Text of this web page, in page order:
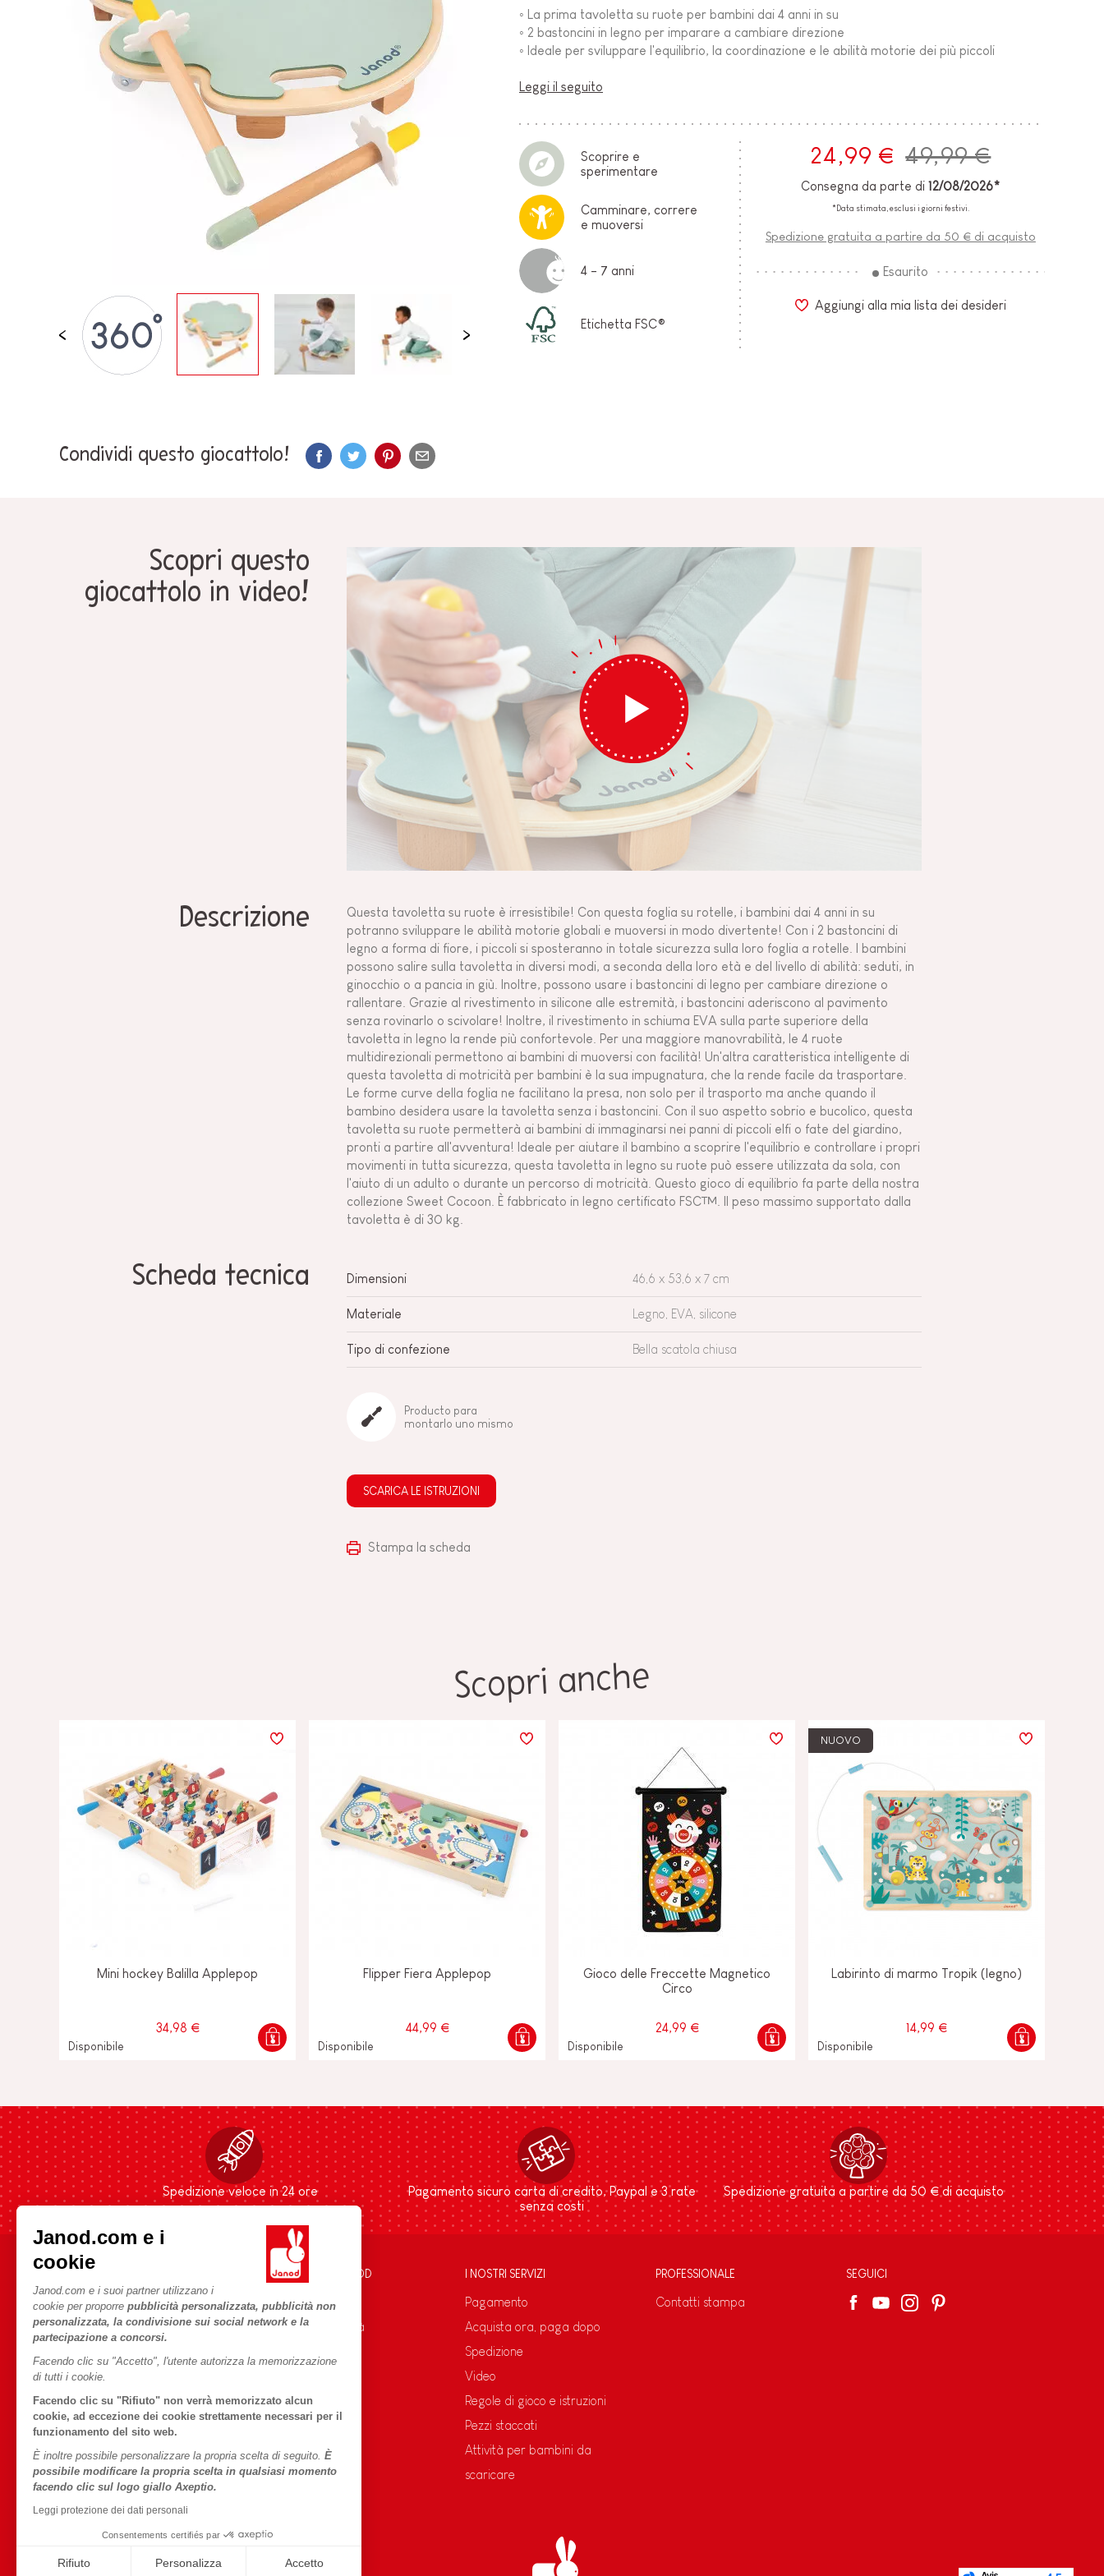
Janod.com e i
cookie
Janod.com e i suoi partner utilizzano i
cookie per proporre pubblicità personalizzata, pubblicità non
personalizzata, la condivisione sui social network e la
partecipazione a concorsi.
Facendo clic su "Accetto", l'utente autorizza la memorizzazione
di tutti i cookie.
Facendo clic su "Rifiuto" non verrà memorizzato alcun
cookie, ad eccezione dei cookie strettamente necessari per il
funzionamento del sito web.
È inoltre possibile personalizzare la propria scelta di seguito. È
possibile modificare la propria scelta in qualsiasi momento
facendo clic sul logo giallo Axeptio.
Leggi protezione dei dati personali
Consentements certifiés par
Rifiuto Personalizza Accetto
GIOCATTOLI DI
IMITAZIONE
MINI UNIVERSI
ARIA APERTA
LAVAGNE, MOBILI E
◦ La prima tavoletta su ruote per bambini dai 4 anni in su
◦ 2 bastoncini in legno per imparare a cambiare direzione
◦ Ideale per sviluppare l'equilibrio, la coordinazione e le abilità motorie dei più piccoli
Leggi il seguito
Scoprire e
sperimentare
Camminare, correre
e muoversi
4 - 7 anni
Etichetta FSC®
24,99 € 49,99 €
Consegna da parte di12/08/2026*
*Data stimata, esclusi i giorni festivi.
Spedizione gratuita a partire da 50 € di acquisto
Esaurito
Aggiungi alla mia lista dei desideri
Condividi questo giocattolo!
Scopri questo
giocattolo in video!
Descrizione
Questa tavoletta su ruote è irresistibile! Con questa foglia su rotelle, i bambini dai 4 anni in su
potranno sviluppare le abilità motorie globali e muoversi in modo divertente! Con i 2 bastoncini di
legno a forma di fiore, i piccoli si sposteranno in totale sicurezza sulla loro foglia a rotelle. I bambini
possono salire sulla tavoletta in diversi modi, a seconda della loro età e del livello di abilità: seduti, in
ginocchio o a pancia in giù. Inoltre, possono usare i bastoncini di legno per cambiare direzione o
rallentare. Grazie al rivestimento in silicone alle estremità, i bastoncini aderiscono al pavimento
senza rovinarlo o scivolare! Inoltre, il rivestimento in schiuma EVA sulla parte superiore della
tavoletta in legno la rende più confortevole. Per una maggiore manovrabilità, le 4 ruote
multidirezionali permettono ai bambini di muoversi con facilità! Un'altra caratteristica intelligente di
questa tavoletta di motricità per bambini è la sua impugnatura, che la rende facile da trasportare.
Le forme curve della foglia ne facilitano la presa, non solo per il trasporto ma anche quando il
bambino desidera usare la tavoletta senza i bastoncini. Con il suo aspetto sobrio e bucolico, questa
tavoletta su ruote permetterà ai bambini di immaginarsi nei panni di piccoli elfi o fate del giardino,
pronti a partire all'avventura! Ideale per aiutare il bambino a scoprire l'equilibrio e controllare i propri
movimenti in tutta sicurezza, questa tavoletta in legno su ruote può essere utilizzata da sola, con
l'aiuto di un adulto o durante un percorso di motricità. Questo gioco di equilibrio fa parte della nostra
collezione Sweet Cocoon. È fabbricato in legno certificato FSC™. Il peso massimo supportato dalla
tavoletta è di 30 kg.
Scheda tecnica Dimensioni 46,6 x 53,6 x 7 cm
Materiale Legno, EVA, silicone
Tipo di confezione Bella scatola chiusa
Producto para
montarlo uno mismo
SCARICA LE ISTRUZIONI
Stampa la scheda
Scopri anche
Mini hockey Balilla Applepop
34,98 €
Disponibile
Flipper Fiera Applepop
44,99 €
Disponibile
Gioco delle Freccette Magnetico
Circo
24,99 €
Disponibile
NUOVO
Labirinto di marmo Tropik (legno)
14,99 €
Disponibile
Spedizione veloce in 24 ore
Pagamento sicuro carta di credito, Paypal e 3 rate
senza costi
Spedizione gratuita a partire da 50 € di acquisto
Condizioni Generali Di Vendita
Domande Frequenti
Negozi
Richiamo prodotti
Termini delle offerte
Dati personali
Cookies
L'UNIVERSO JANOD
Storia
Le nostre attività
I NOSTRI SERVIZI
Pagamento
Acquista ora, paga dopo
Spedizione
Video
Regole di gioco e istruzioni
Pezzi staccati
Attività per bambini da
scaricare
PROFESSIONALE
Contatti stampa
SEGUICI